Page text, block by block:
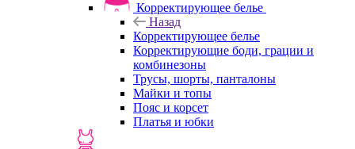
Корректирующее белье
Назад
Корректирующее белье
Корректирующие боди, грации и
комбинезоны
Трусы, шорты, панталоны
Майки и топы
Пояс и корсет
Платья и юбки